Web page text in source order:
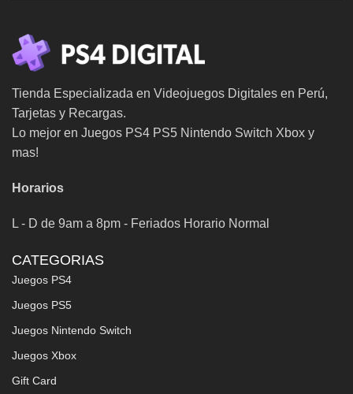
Tienda Especializada en Videojuegos Digitales en Perú,
Tarjetas y Recargas.
Lo mejor en Juegos PS4 PS5 Nintendo Switch Xbox y
mas!
Horarios
L - D de 9am a 8pm - Feriados Horario Normal
CATEGORIAS
Juegos PS4
Juegos PS5
Juegos Nintendo Switch
Juegos Xbox
Gift Card